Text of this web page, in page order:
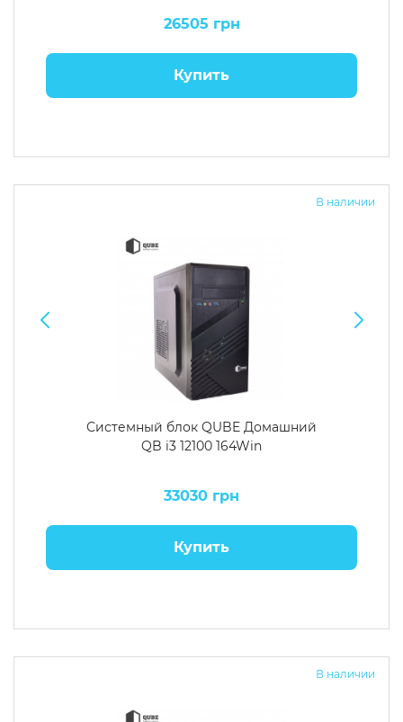
26505 грн
Купить
В наличии
Системный блок QUBE Домашний
QB i3 12100 164Win
33030 грн
Купить
В наличии